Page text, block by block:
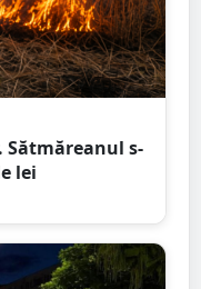
Sătmăreanul s-
lei